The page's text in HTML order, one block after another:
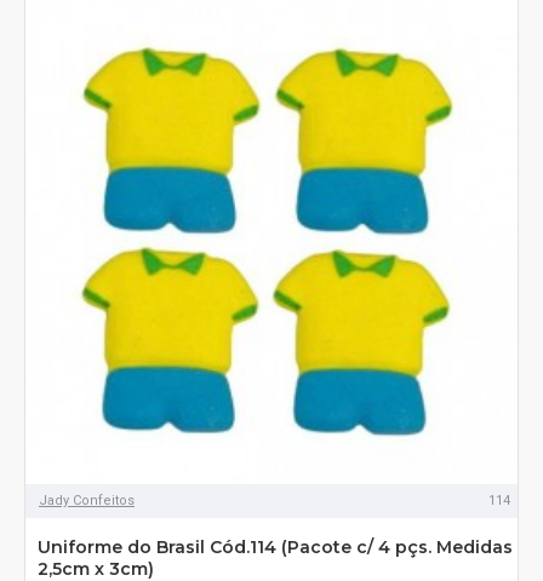
Jady Confeitos 114
Uniforme do Brasil Cód.114 (Pacote c/ 4 pçs. Medidas
2,5cm x 3cm)